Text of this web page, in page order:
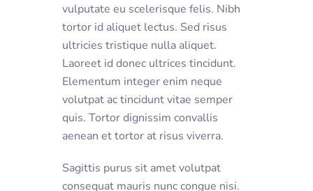
vulputate eu scelerisque felis. Nibh
tortor id aliquet lectus. Sed risus
ultricies tristique nulla aliquet.
Laoreet id donec ultrices tincidunt.
Elementum integer enim neque
volutpat ac tincidunt vitae semper
quis. Tortor dignissim convallis
aenean et tortor at risus viverra.
Sagittis purus sit amet volutpat
consequat mauris nunc congue nisi.